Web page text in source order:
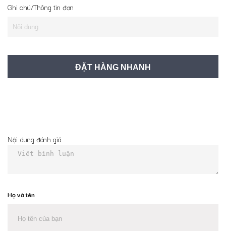
Ghi chú/Thông tin đơn
Nội dung đánh giá
Họ và tên